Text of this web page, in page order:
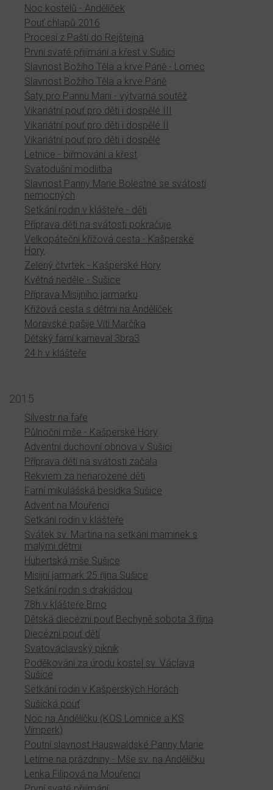
Noc kostelů - Andělíček
Pouť chlapů 2016
Procesí z Paští do Rejštejna
První svaté přijímání a křest v Sušici
Slavnost Božího Těla a krve Páně - Lomec
Slavnost Božího Těla a krve Páně
Šaty pro Pannu Marii - výtvarná soutěž
Vikariátní pouť pro děti i dospělé III
Vikariátní pouť pro děti i dospělé II
Vikariátní pouť pro děti i dospělé
Letnice - biřmování a křest
Svatodušní modlitba
Slavnost Panny Marie Bolestné se svátostí
nemocných
Setkání rodin v klášteře - děti
Příprava dětí na svátosti pokračuje
Velkopáteční křížová cesta - Kašperské
Hory
Zelený čtvrtek - Kašperské Hory
Květná neděle - Sušice
Příprava Misijního jarmarku
Křížová cesta s dětmi na Andělíček
Moravské pašije Víti Marčíka
Dětský farní karneval 3bra3
24 h v klášteře
2015
Silvestr na faře
Půlnoční mše - Kašperské Hory
Adventní duchovní obnova v Sušici
Příprava dětí na svátosti začala
Rekviem za nenarozené děti
Farní mikulášská besídka Sušice
Advent na Mouřenci
Setkání rodin v klášteře
Svátek sv. Martina na setkání maminek s
malými dětmi
Hubertská mše Sušice
Misijní jarmark 25.října Sušice
Setkání rodin s drakiádou
78h v klášteře Brno
Dětská diecézní pouť Bechyně sobota 3.října
Diecézní pouť dětí
Svatováclavský piknik
Poděkování za úrodu kostel sv. Václava
Sušice
Setkání rodin v Kašperských Horách
Sušická pouť
Noc na Andělíčku (KOS Lomnice a KS
Vimperk)
Poutní slavnost Hauswaldské Panny Marie
Letíme na prázdniny - Mše sv. na Andělíčku
Lenka Filipová na Mouřenci